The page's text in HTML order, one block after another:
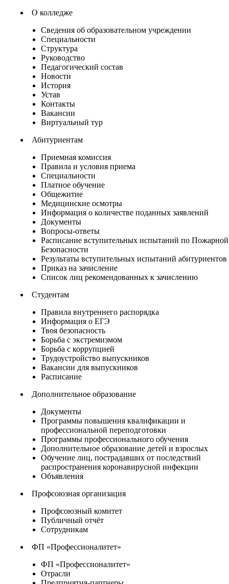
О колледже
Сведения об образовательном учреждении
Специальности
Структура
Руководство
Педагогический состав
Новости
История
Устав
Контакты
Вакансии
Виртуальный тур
Абитуриентам
Приемная комиссия
Правила и условия приема
Специальности
Платное обучение
Общежитие
Медицинские осмотры
Информация о количестве поданных заявлений
Документы
Вопросы-ответы
Расписание вступительных испытаний по Пожарной
Безопасности
Результаты вступительных испытаний абитуриентов
Приказ на зачисление
Список лиц рекомендованных к зачислению
Студентам
Правила внутреннего распорядка
Информация о ЕГЭ
Твоя безопасность
Борьба с экстремизмом
Борьба с коррупцией
Трудоустройство выпускников
Вакансии для выпускников
Расписание
Дополнительное образование
Документы
Программы повышения квалификации и
профессиональной переподготовки
Программы профессионального обучения
Дополнительное образование детей и взрослых
Обучение лиц, пострадавших от последствий
распространения коронавирусной инфекции
Объявления
Профсоюзная организация
Профсоюзный комитет
Публичный отчёт
Сотрудникам
ФП «Профессионалитет»
ФП «Профессионалитет»
Отрасли